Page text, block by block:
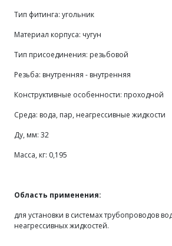
Тип фитинга: угольник
Материал корпуса: чугун
Тип присоединения: резьбовой
Резьба: внутренняя - внутренняя
Конструктивные особенности: проходной
Среда: вода, пар, неагрессивные жидкости
Ду, мм: 32
Масса, кг: 0,195
Область применения:
для установки в системах трубопроводов
неагрессивных жидкостей.